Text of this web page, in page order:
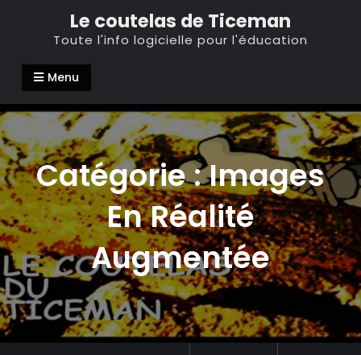
Le coutelas de Ticeman
Toute l'info logicielle pour l'éducation
Menu
Catégorie :Images
En Réalité
Augmentée